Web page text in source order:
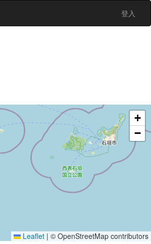
登入
+
−
Leaflet | © OpenStreetMap contributors